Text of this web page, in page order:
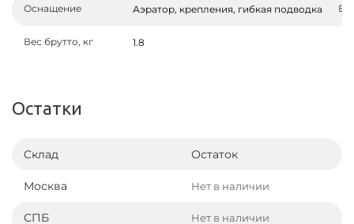
Оснащение Аэратор, крепления, гибкая подводка
Вес брутто, кг 1.8
Остатки
Склад Остаток
Москва Нет в наличии
СПБ Нет в наличии